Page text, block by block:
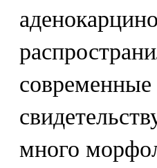
современные
много